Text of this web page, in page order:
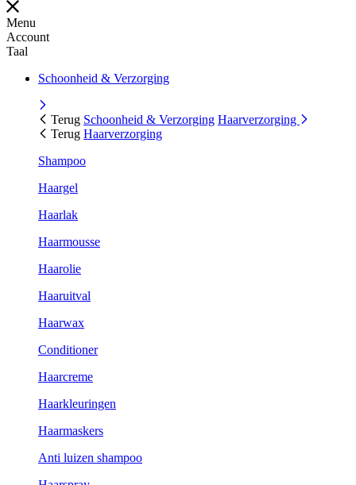
Menu
Account
Taal
Schoonheid & Verzorging
Terug Schoonheid & Verzorging Haarverzorging
Terug Haarverzorging
Shampoo
Haargel
Haarlak
Haarmousse
Haarolie
Haaruitval
Haarwax
Conditioner
Haarcreme
Haarkleuringen
Haarmaskers
Anti luizen shampoo